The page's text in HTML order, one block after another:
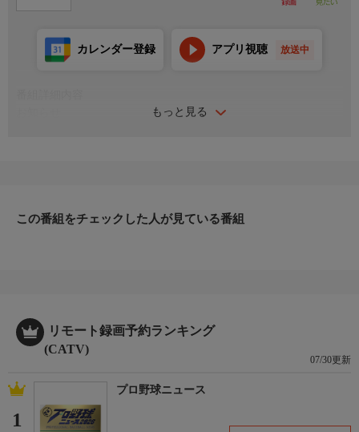
もっと見る
カレンダー登録 アプリ視聴 放送中
＊ライブ放送につき、番組および商品内容に変更が生じる場合も
この番組をチェックした人が見ている番組
リモート録画予約ランキング
(CATV)
07/30更新
1
プロ野球ニュース